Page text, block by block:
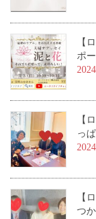
【
ポ
【
っ
【
つ